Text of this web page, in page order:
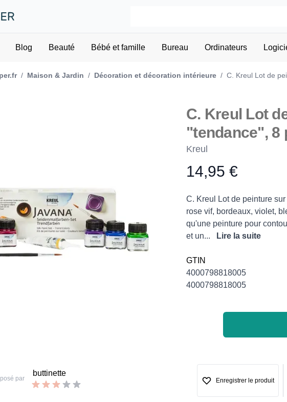
Blog Beauté Bébé et famille Bureau Ordinateurs
/ Maison & Jardin / Décoration et décoration intérieure / C. Kreul Lot de
C. Kreul Lot
"tendance", 8
Kreul
Product information
14,95 €
Description
C. Kreul Lot de peinture
rose vif, bordeaux, violet,
qu'une peinture pour
et un...
Lire la suite
GTIN
4000798818005
4000798818005
par
buttinette
Enregistrer le produit